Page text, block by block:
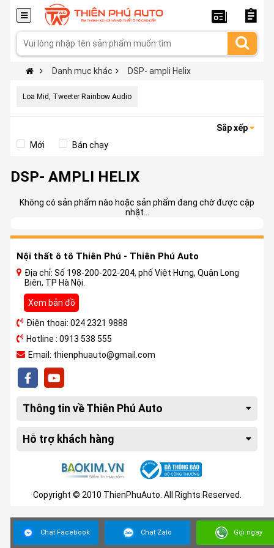
Danh mục khác DSP- ampli Helix
Loa Mid, Tweeter Rainbow Audio
Sắp xếp
Mới
Bán chạy
DSP- AMPLI HELIX
Không có sản phẩm nào hoặc sản phẩm đang chờ được cập
nhật...
Nội thất ô tô Thiên Phú - Thiên Phú Auto
Địa chỉ: Số 198-200-202-204, phố Việt Hưng, Quận Long
Biên, TP Hà Nội.
Xem bản đồ
Điện thoại: 024 2321 9888
Hotline : 0913 538 555
Email: thienphuauto@gmail.com
Thông tin về Thiên Phú Auto
Hỗ trợ khách hàng
Copyright © 2010 ThienPhuAuto. All Rights Reserved.
Chat Facebook Gọi ngay
Chat Zalo